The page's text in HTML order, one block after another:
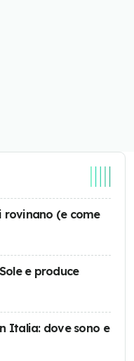
rovinano (e come
e produce
Italia: dove sono e